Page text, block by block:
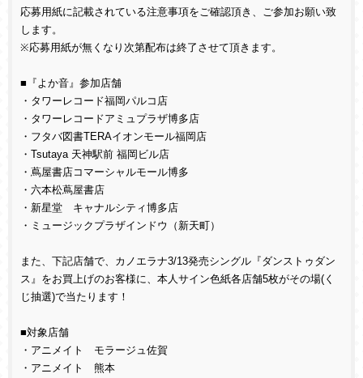
応募用紙に記載されている注意事項をご確認頂き、ご参加お願い致
します。
※応募用紙が無くなり次第配布は終了させて頂きます。
■『よか音』参加店舗
・タワーレコード福岡パルコ店
・タワーレコードアミュプラザ博多店
・フタバ図書TERAイオンモール福岡店
・Tsutaya 天神駅前 福岡ビル店
・蔦屋書店コマーシャルモール博多
・六本松蔦屋書店
・新星堂 キャナルシティ博多店
・ミュージックプラザインドウ（新天町）
また、下記店舗で、カノエラナ3/13発売シングル『ダンストゥダン
ス』をお買上げのお客様に、本人サイン色紙各店舗5枚がその場(く
じ抽選)で当たります！
■対象店舗
・アニメイト モラージュ佐賀
・アニメイト 熊本